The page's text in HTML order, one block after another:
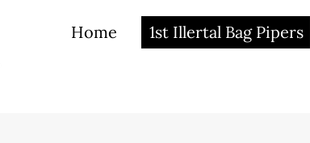
Home 1st Illertal Bag Pipers